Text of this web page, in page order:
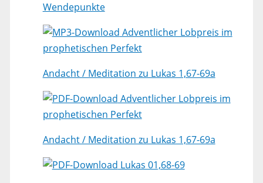
Wendepunkte
Adventlicher Lobpreis im
prophetischen Perfekt
Andacht / Meditation zu Lukas 1,67-69a
Adventlicher Lobpreis im
prophetischen Perfekt
Andacht / Meditation zu Lukas 1,67-69a
Lukas 01,68-69